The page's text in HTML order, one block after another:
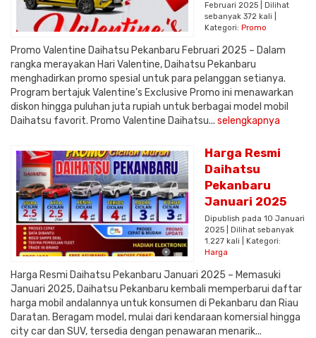
Februari 2025 | Dilihat
sebanyak 372 kali |
Kategori: Promo
Promo Valentine Daihatsu Pekanbaru Februari 2025 – Dalam
rangka merayakan Hari Valentine, Daihatsu Pekanbaru
menghadirkan promo spesial untuk para pelanggan setianya.
Program bertajuk Valentine’s Exclusive Promo ini menawarkan
diskon hingga puluhan juta rupiah untuk berbagai model mobil
Daihatsu favorit. Promo Valentine Daihatsu... selengkapnya
Harga Resmi
Daihatsu
Pekanbaru
Januari 2025
Dipublish pada 10 Januari
2025 | Dilihat sebanyak
1.227 kali | Kategori:
Harga
Harga Resmi Daihatsu Pekanbaru Januari 2025 – Memasuki
Januari 2025, Daihatsu Pekanbaru kembali memperbarui daftar
harga mobil andalannya untuk konsumen di Pekanbaru dan Riau
Daratan. Beragam model, mulai dari kendaraan komersial hingga
city car dan SUV, tersedia dengan penawaran menarik...